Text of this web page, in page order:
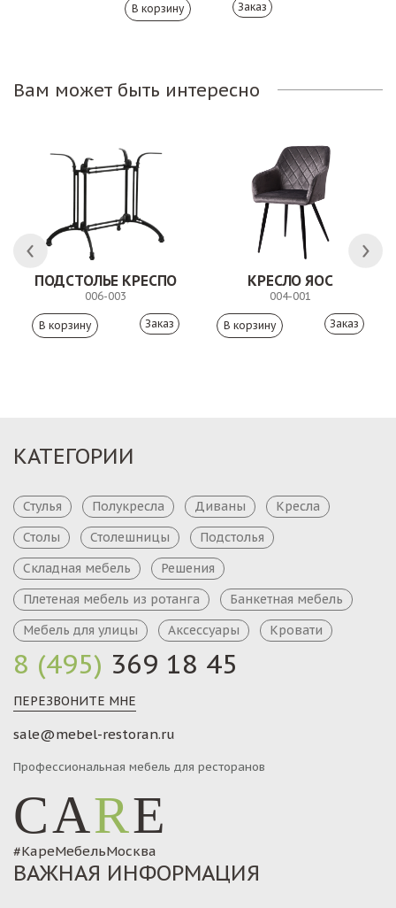
Заказ
Вам может быть интересно
ПОДСТОЛЬЕ КРЕСПО
006-003
Заказ
КРЕСЛО ЯОС
004-001
Заказ
8 (495) 369 18 45
ПЕРЕЗВОНИТЕ МНЕ
sale@mebel-restoran.ru
Профессиональная мебель для ресторанов
CARE
#КареМебельМосква
КАТЕГОРИИ
Стулья Полукресла Диваны
Кресла
Столы
Столешницы
Подстолья
Складная мебель
Решения
Плетеная мебель из ротанга
Банкетная мебель
Мебель для улицы
Аксессуары Кровати
ВАЖНАЯ ИНФОРМАЦИЯ